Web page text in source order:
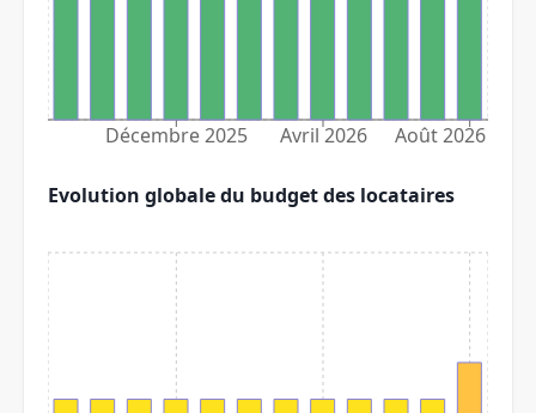
Décembre 2025 Avril 2026 Août 2026
Evolution globale du budget des locataires